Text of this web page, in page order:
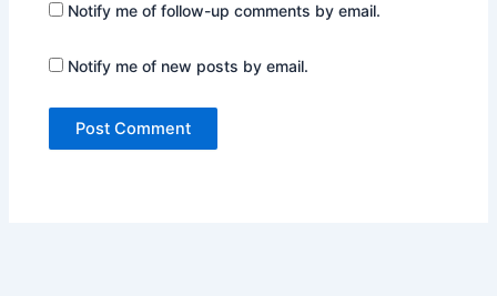
Notify me of follow-up comments by email.
Notify me of new posts by email.